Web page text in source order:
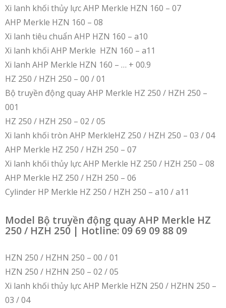
Xi lanh khối thủy lực AHP Merkle HZN 160 – 07
AHP Merkle HZN 160 – 08
Xi lanh tiêu chuẩn AHP HZN 160 – a10
Xi lanh khối AHP Merkle HZN 160 – a11
Xi lanh AHP Merkle HZN 160 – … + 00.9
HZ 250 / HZH 250 – 00 / 01
Bộ truyền động quay AHP Merkle HZ 250 / HZH 250 –
001
HZ 250 / HZH 250 – 02 / 05
Xi lanh khối tròn AHP MerkleHZ 250 / HZH 250 – 03 / 04
AHP Merkle HZ 250 / HZH 250 – 07
Xi lanh khối thủy lực AHP Merkle HZ 250 / HZH 250 – 08
AHP Merkle HZ 250 / HZH 250 – 06
Cylinder HP Merkle HZ 250 / HZH 250 – a10 / a11
Model Bộ truyền động quay AHP Merkle HZ
250 / HZH 250 | Hotline: 09 69 09 88 09
HZN 250 / HZHN 250 – 00 / 01
HZN 250 / HZHN 250 – 02 / 05
Xi lanh khối thủy lực AHP Merkle HZN 250 / HZHN 250 –
03 / 04